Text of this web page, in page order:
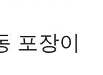
포장이